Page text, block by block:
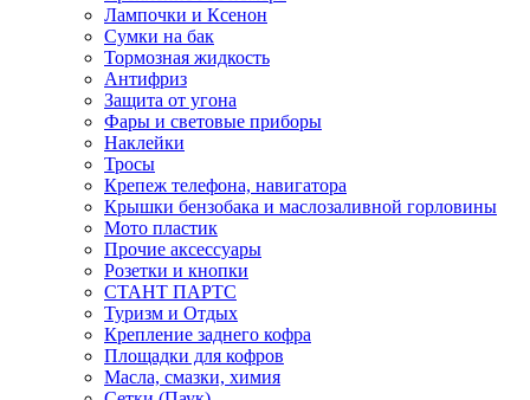
Лампочки и Ксенон
Сумки на бак
Тормозная жидкость
Антифриз
Защита от угона
Фары и световые приборы
Наклейки
Тросы
Крепеж телефона, навигатора
Крышки бензобака и маслозаливной горловины
Мото пластик
Прочие аксессуары
Розетки и кнопки
СТАНТ ПАРТС
Туризм и Отдых
Крепление заднего кофра
Площадки для кофров
Масла, смазки, химия